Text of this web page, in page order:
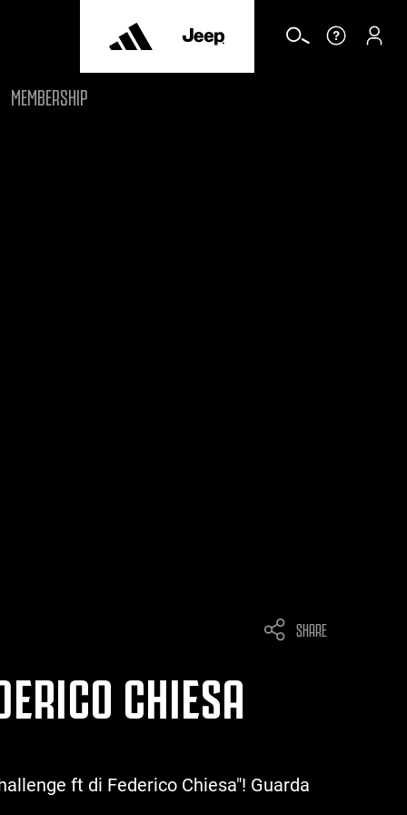
MEMBERSHIP
SHARE
CHIESA
ft di Federico Chiesa"! Guarda